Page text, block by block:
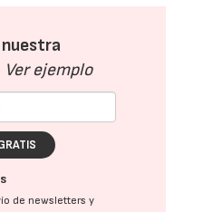
nuestra
Ver ejemplo
de newsletters y